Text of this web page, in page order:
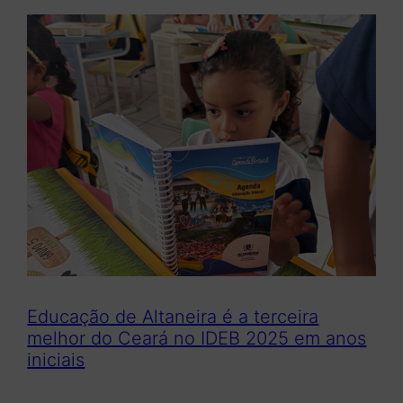
q
u
s
Educação de Altaneira é a terceira
melhor do Ceará no IDEB 2025 em anos
iniciais